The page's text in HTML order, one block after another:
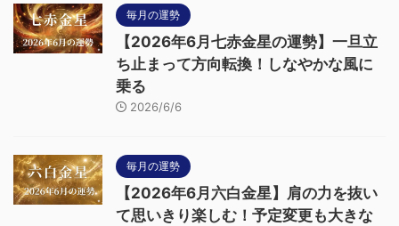
毎月の運勢
【2026年6月七赤金星の運勢】一旦立
ち止まって方向転換！しなやかな風に
乗る
2026/6/6
毎月の運勢
【2026年6月六白金星】肩の力を抜い
て思いきり楽しむ！予定変更も大きな